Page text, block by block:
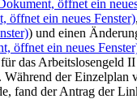
öffnet ein
öffnet ein neues Fenster),
) und einen
öffnet ein neues
das Arbeitslosengeld
Während der Einzelplan
fand der Antrag der